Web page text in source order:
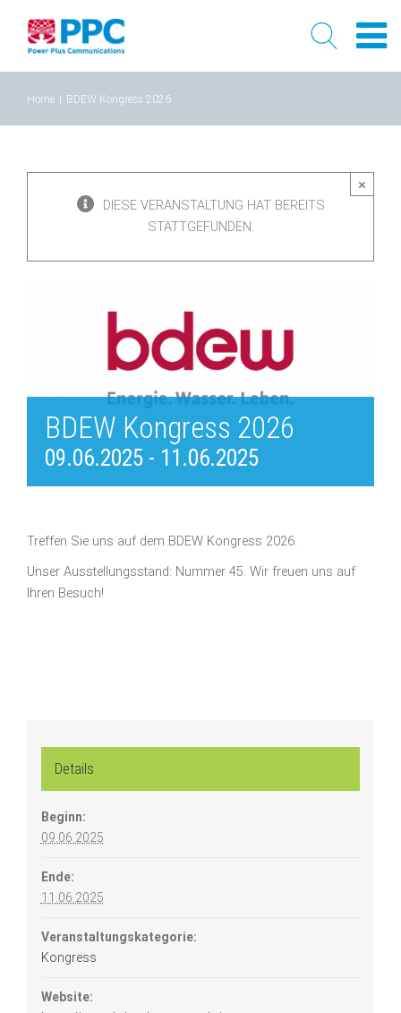
content
Home BDEW Kongress 2026
×
DIESE VERANSTALTUNG HAT BEREITS
STATTGEFUNDEN.
BDEW Kongress 2026
09.06.2025 - 11.06.2025
Treffen Sie uns auf dem BDEW Kongress 2026.
Unser Ausstellungsstand: Nummer 45. Wir freuen uns auf
Ihren Besuch!
Details
Beginn:
09.06.2025
Ende:
11.06.2025
Veranstaltungskategorie:
Kongress
Website: